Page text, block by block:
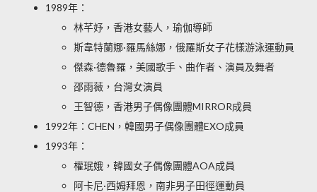
1989年：
林芊妤，香港女藝人，瑜伽導師
斯韋特蘭娜·羅馬絲娜，俄羅斯女子花樣游泳運動員
傑森·德魯羅，美國歌手、曲作者、演員及舞者
邵雨薇，台灣女演員
王智德，香港男子偶像團體MIRROR成員
1992年：CHEN，韓國男子偶像團體EXO成員
1993年：
權珉娥，韓國女子偶像團體AOA成員
阿卡尼·西姆拜恩，南非男子田徑運動員